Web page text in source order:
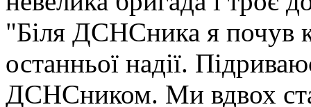
"Біля ДСНСника я почув
останньої надії.
ДСНСником. Ми вдвох